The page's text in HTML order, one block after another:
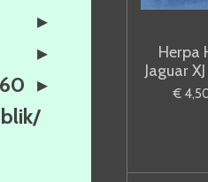
Herpa
Jaguar
€